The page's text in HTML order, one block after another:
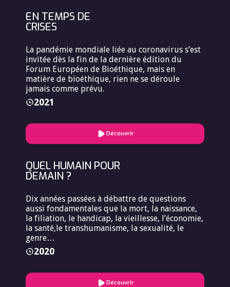
EN TEMPS DE
CRISES
La pandémie mondiale liée au coronavirus s’est
invitée dès la fin de la dernière édition du
Forum Européen de Bioéthique, mais en
matière de bioéthique, rien ne se déroule
jamais comme prévu.
2021
Découvrir
QUEL HUMAIN POUR
DEMAIN ?
Dix années passées à débattre de questions
aussi fondamentales que la mort, la naissance,
la filiation, le handicap, la vieillesse, l’économie,
la santé,le transhumanisme, la sexualité, le
genre…
2020
Découvrir